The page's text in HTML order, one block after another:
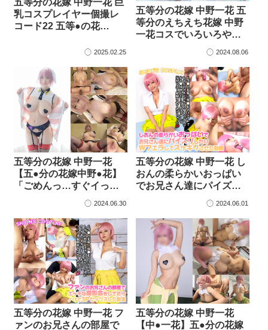
乳コスプレイヤー個撮レ
コード22 五等●の花…
2025.02.25
五等分の花嫁 中野一花 五
等分のえちえち花嫁 中野
一花コスでいろいろや…
2024.08.06
五等分の花嫁 中野一花
【五●分の花嫁中野●花】
「ごめんっ…すぐイっ
2024.06.30
五等分の花嫁 中野一花 し
おんの柔らかいおっぱい
でお兄さん達にパイズ
2024.06.01
五等分の花嫁 中野一花 フ
ァンのお兄さんの部屋で
五等分の花嫁 中野一花
【中●一花】五●分の花嫁